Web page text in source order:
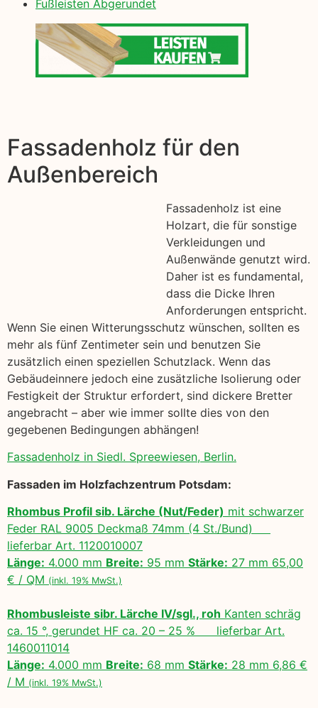
Fußleisten Abgerundet
Fassadenholz für den
Außenbereich
Fassadenholz ist eine
Holzart, die für sonstige
Verkleidungen und
Außenwände genutzt wird.
Daher ist es fundamental,
dass die Dicke Ihren
Anforderungen entspricht.
Wenn Sie einen Witterungsschutz wünschen, sollten es
mehr als fünf Zentimeter sein und benutzen Sie
zusätzlich einen speziellen Schutzlack. Wenn das
Gebäudeinnere jedoch eine zusätzliche Isolierung oder
Festigkeit der Struktur erfordert, sind dickere Bretter
angebracht – aber wie immer sollte dies von den
gegebenen Bedingungen abhängen!
Fassadenholz in Siedl. Spreewiesen, Berlin.
Fassaden im Holzfachzentrum Potsdam:
Rhombus Profil sib. Lärche (Nut/Feder) mit schwarzer
Feder RAL 9005 Deckmaß 74mm (4 St./Bund)
lieferbar Art. 1120010007
Länge: 4.000 mm Breite: 95 mm Stärke: 27 mm 65,00
€ / QM (inkl. 19% MwSt.)
Rhombusleiste sibr. Lärche IV/sgl., roh Kanten schräg
ca. 15 °, gerundet HF ca. 20 – 25 % lieferbar Art.
1460011014
Länge: 4.000 mm Breite: 68 mm Stärke: 28 mm 6,86 €
/ M (inkl. 19% MwSt.)